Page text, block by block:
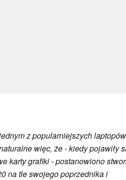
z popularniejszych laptopów
więc, że - kiedy pojawiły
karty grafiki - postanowiono
na tle swojego poprzednika i